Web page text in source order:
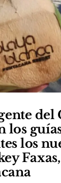
del
los
los